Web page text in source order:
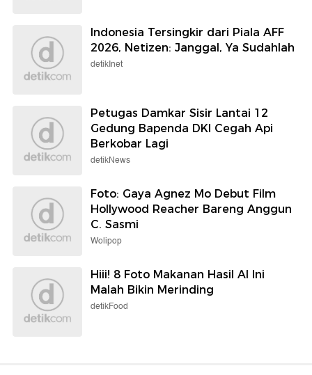
Indonesia Tersingkir dari Piala AFF
2026, Netizen: Janggal, Ya Sudahlah
detikInet
Petugas Damkar Sisir Lantai 12
Gedung Bapenda DKI Cegah Api
Berkobar Lagi
detikNews
Foto: Gaya Agnez Mo Debut Film
Hollywood Reacher Bareng Anggun
C. Sasmi
Wolipop
Hiii! 8 Foto Makanan Hasil AI Ini
Malah Bikin Merinding
detikFood